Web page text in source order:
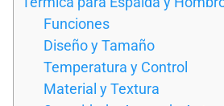
Funciones
Diseño y Tamaño
Temperatura y Control
Material y Textura